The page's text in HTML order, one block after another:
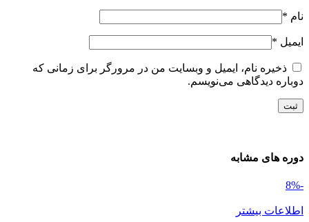
*
*
ذخیره نام، ایمیل و وبسایت من در مرورگر برای زمانی که
دیدگاهی می‌نویسم.
های مشابه
بیشتر